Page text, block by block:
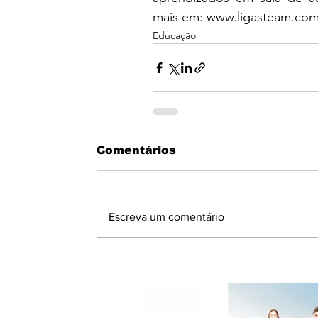
mais em:
Educação
Comentários
Escreva um comentário